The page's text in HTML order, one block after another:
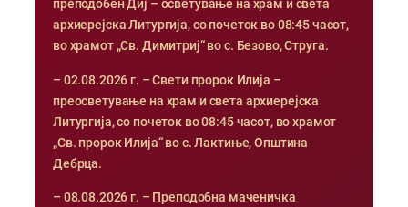
преподобен Диј – осветување на храм и света
архиерејска Литургија, со почеток во 08:45 часот,
во храмот „Св. Димитриј“ во с. Безово, Струга.
– 02.08.2026 г. – Свети пророк Илија –
преосветување на храм и света архиерејска
Литургија, со почеток во 08:45 часот, во храмот
„Св. пророк Илија“ во с. Лактиње, Општина
Дебрца.
– 08.08.2026 г. – Преподобна маченичка